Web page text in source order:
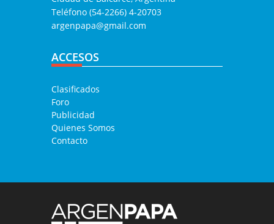
Teléfono (54-2266) 4-20703
argenpapa@gmail.com
ACCESOS
Clasificados
Foro
Publicidad
Quienes Somos
Contacto